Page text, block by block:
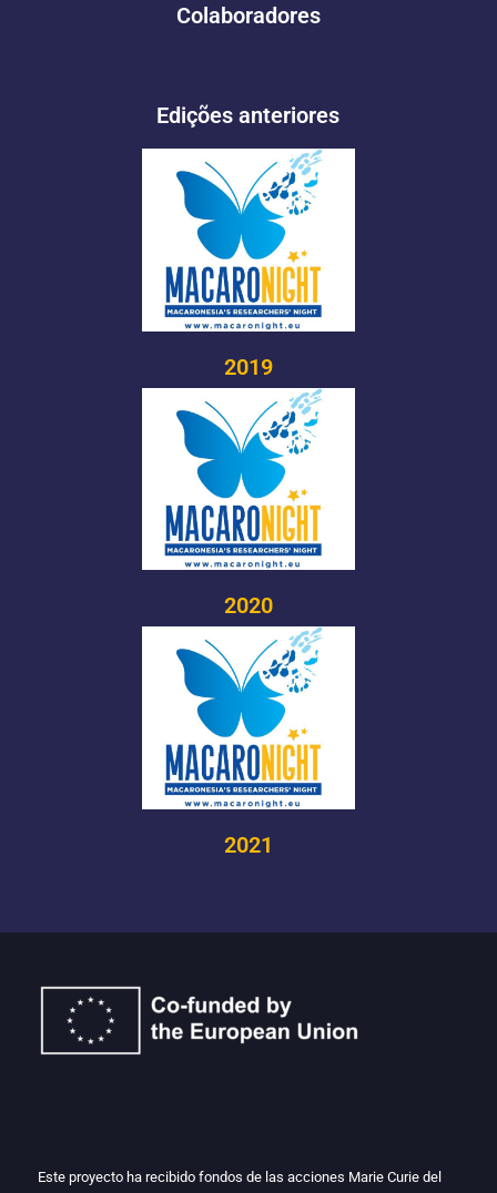
Colaboradores
Edições anteriores
2019
2020
2021
Este proyecto ha recibido fondos de las acciones Marie Curie del